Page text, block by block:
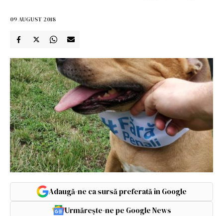
09 AUGUST 2018
Adaugă-ne ca sursă preferată în Google
Urmărește-ne pe Google News